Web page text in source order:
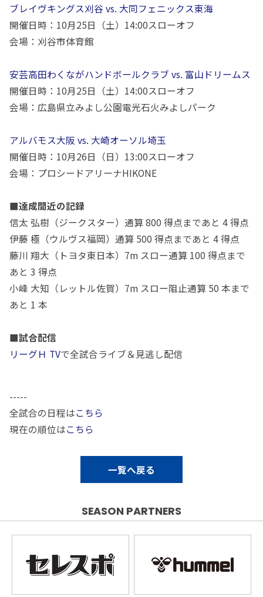
ブレイヴキングス刈谷 vs. 大同フェニックス東海
開催日時： 10月25日（土） 14:00スローオフ
会場：刈谷市体育館
安芸高田わくながハンドボールクラブ vs. 富山ドリームス
開催日時： 10月25日（土） 14:00スローオフ
会場：広島県立みよし公園電光石火みよしパーク
アルバモス大阪 vs. 大崎オーソル埼玉
開催日時： 10月26日（日） 13:00スローオフ
会場：プロシードアリーナHIKONE
■達成間近の記録
信太 弘樹（ジークスター）通算 800 得点まであと 4 得点
伊藤 極（ウルヴス福岡）通算 500 得点まであと 4 得点
藤川 翔大（トヨタ東日本）7m スロー通算 100 得点まで
あと 3 得点
小峰 大知（レットル佐賀）7m スロー阻止通算 50 本まで
あと 1 本
■試合配信
リーグＨ TVで全試合ライブ＆見逃し配信
-----
全試合の日程はこちら
現在の順位はこちら
一覧へ戻る
SEASON PARTNERS